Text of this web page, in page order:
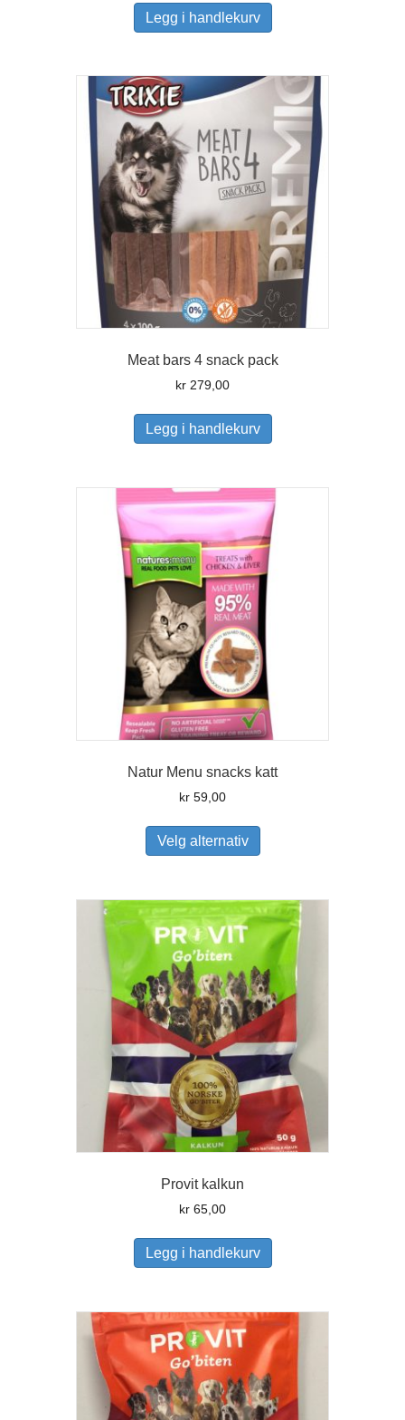
Legg i handlekurv
Meat bars 4 snack pack
kr 279,00
Legg i handlekurv
Natur Menu snacks katt
kr 59,00
Velg alternativ
har
Alternativene
kan
velges
produktsiden
Provit kalkun
kr 65,00
Legg i handlekurv